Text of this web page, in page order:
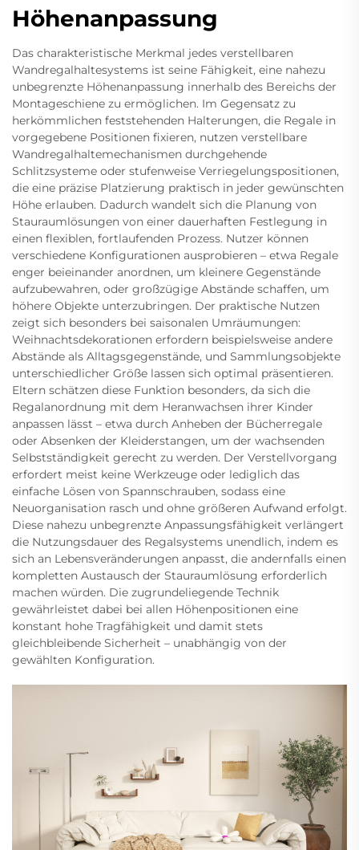
Höhenanpassung
Das charakteristische Merkmal jedes verstellbaren
Wandregalhaltesystems ist seine Fähigkeit, eine nahezu
unbegrenzte Höhenanpassung innerhalb des Bereichs der
Montageschiene zu ermöglichen. Im Gegensatz zu
herkömmlichen feststehenden Halterungen, die Regale in
vorgegebene Positionen fixieren, nutzen verstellbare
Wandregalhaltemechanismen durchgehende
Schlitzsysteme oder stufenweise Verriegelungspositionen,
die eine präzise Platzierung praktisch in jeder gewünschten
Höhe erlauben. Dadurch wandelt sich die Planung von
Stauraumlösungen von einer dauerhaften Festlegung in
einen flexiblen, fortlaufenden Prozess. Nutzer können
verschiedene Konfigurationen ausprobieren – etwa Regale
enger beieinander anordnen, um kleinere Gegenstände
aufzubewahren, oder großzügige Abstände schaffen, um
höhere Objekte unterzubringen. Der praktische Nutzen
zeigt sich besonders bei saisonalen Umräumungen:
Weihnachtsdekorationen erfordern beispielsweise andere
Abstände als Alltagsgegenstände, und Sammlungsobjekte
unterschiedlicher Größe lassen sich optimal präsentieren.
Eltern schätzen diese Funktion besonders, da sich die
Regalanordnung mit dem Heranwachsen ihrer Kinder
anpassen lässt – etwa durch Anheben der Bücherregale
oder Absenken der Kleiderstangen, um der wachsenden
Selbstständigkeit gerecht zu werden. Der Verstellvorgang
erfordert meist keine Werkzeuge oder lediglich das
einfache Lösen von Spannschrauben, sodass eine
Neuorganisation rasch und ohne größeren Aufwand erfolgt.
Diese nahezu unbegrenzte Anpassungsfähigkeit verlängert
die Nutzungsdauer des Regalsystems unendlich, indem es
sich an Lebensveränderungen anpasst, die andernfalls einen
kompletten Austausch der Stauraumlösung erforderlich
machen würden. Die zugrundeliegende Technik
gewährleistet dabei bei allen Höhenpositionen eine
konstant hohe Tragfähigkeit und damit stets
gleichbleibende Sicherheit – unabhängig von der
gewählten Konfiguration.